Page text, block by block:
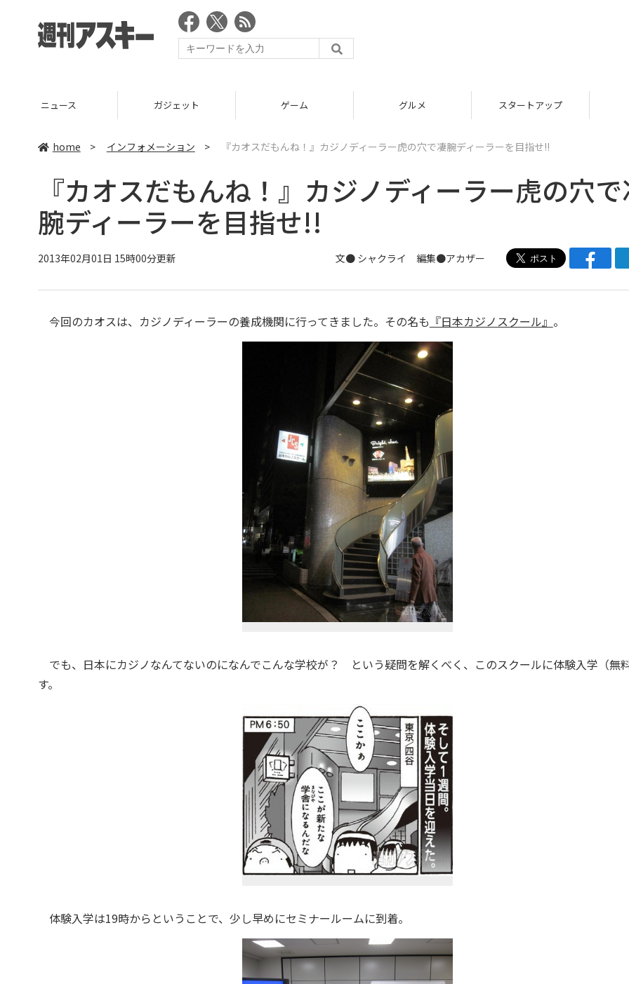
ニュース ガジェット ゲーム グルメ スタートアップ
home > インフォメーション > 『カオスだもんね！』カジノディーラー虎の穴で凄腕ディーラーを目指せ!!
『カオスだもんね！』カジノディーラー虎の穴
腕ディーラーを目指せ!!
2013年02月01日 15時00分更新 文● シャクライ 編集●アカザー
今回のカオスは、カジノディーラーの養成機関に行ってきました。その名も 『日本カジノスクール』 。
でも、日本にカジノなんてないのになんでこんな学校が？ という疑問を解くべく、このスクールに体験入学（無
す。
体験入学は19時からということで、少し早めにセミナールームに到着。